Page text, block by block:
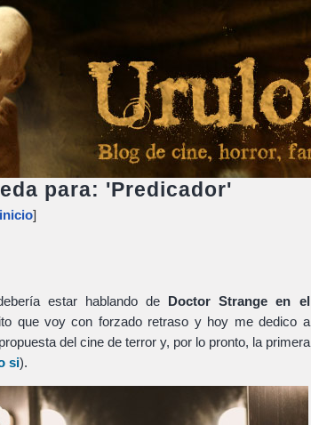
para: 'Predicador'
]
estar hablando de Doctor Strange en el
que voy con forzado retraso y hoy me dedico a
del cine de terror y, por lo pronto, la primera
si).